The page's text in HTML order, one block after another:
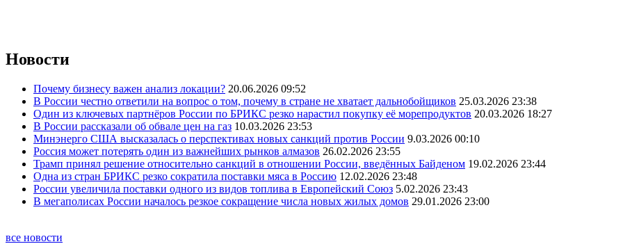
Новости
Почему бизнесу важен анализ локации? 20.06.2026 09:52
В России честно ответили на вопрос о том, почему в стране не хватает дальнобойщиков 25.03.2026 23:38
Один из ключевых партнёров России по БРИКС резко нарастил покупку её морепродуктов 20.03.2026 18:27
В России рассказали об обвале цен на газ 10.03.2026 23:53
Минэнерго США высказалась о перспективах новых санкций против России 9.03.2026 00:10
Россия может потерять один из важнейших рынков алмазов 26.02.2026 23:55
Трамп принял решение относительно санкций в отношении России, введённых Байденом 19.02.2026 23:44
Одна из стран БРИКС резко сократила поставки мяса в Россию 12.02.2026 23:48
России увеличила поставки одного из видов топлива в Европейский Союз 5.02.2026 23:43
В мегаполисах России началось резкое сокращение числа новых жилых домов 29.01.2026 23:00
все новости